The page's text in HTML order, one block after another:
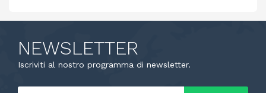
NEWSLETTER
Iscriviti al nostro programma di newsletter.